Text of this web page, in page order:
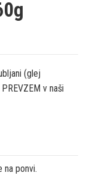
(glej
v naši
na ponvi.